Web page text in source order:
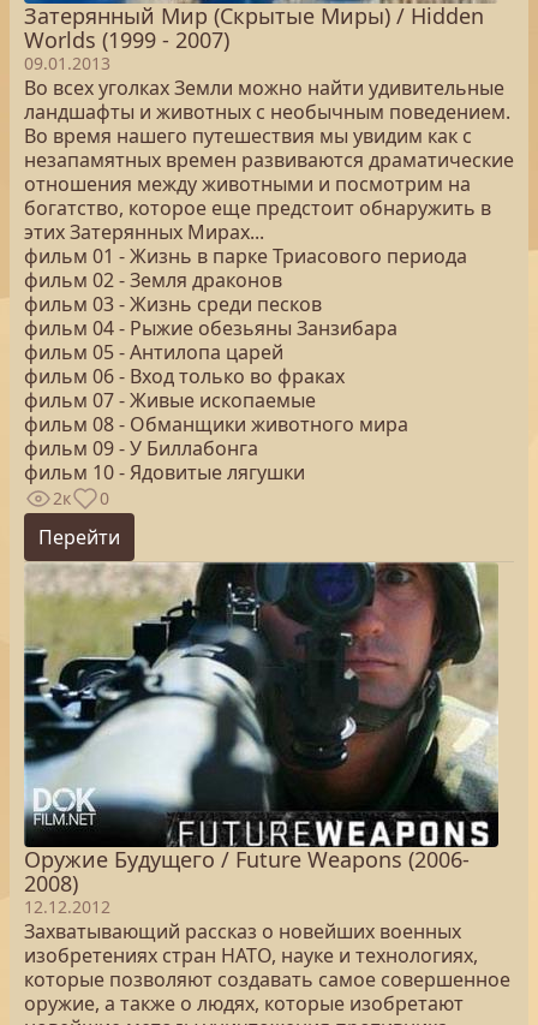
Затерянный Мир (Скрытые Миры) / Hidden
Worlds (1999 - 2007)
09.01.2013
Во всех уголках Земли можно найти удивительные
ландшафты и животных с необычным поведением.
Во время нашего путешествия мы увидим как с
незапамятных времен развиваются драматические
отношения между животными и посмотрим на
богатство, которое еще предстоит обнаружить в
этих Затерянных Мирах...
фильм 01 - Жизнь в парке Триасового периода
фильм 02 - Земля драконов
фильм 03 - Жизнь среди песков
фильм 04 - Рыжие обезьяны Занзибара
фильм 05 - Антилопа царей
фильм 06 - Вход только во фраках
фильм 07 - Живые ископаемые
фильм 08 - Обманщики животного мира
фильм 09 - У Биллабонга
фильм 10 - Ядовитые лягушки
2к 0
Перейти
Оружие Будущего / Future Weapons (2006-
2008)
12.12.2012
Захватывающий рассказ о новейших военных
изобретениях стран НАТО, науке и технологиях,
которые позволяют создавать самое совершенное
оружие, а также о людях, которые изобретают